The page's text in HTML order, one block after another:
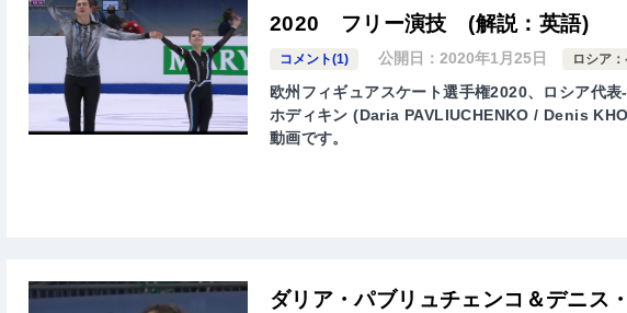
2020 フリー演技 (解説：英語)
コメント(1) 公開日：2020年1月25日 ロシア
欧州フィギュアスケート選手権2020、ロシア代
ホディキン (Daria PAVLIUCHENKO / Denis
動画です。
ダリア・パブリュチェンコ＆デニ